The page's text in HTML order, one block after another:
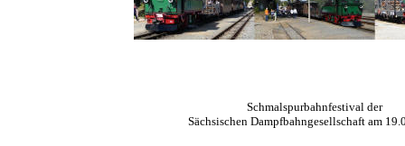
Schmalspurbahnfestival der
Sächsischen Dampfbahngesellschaft am